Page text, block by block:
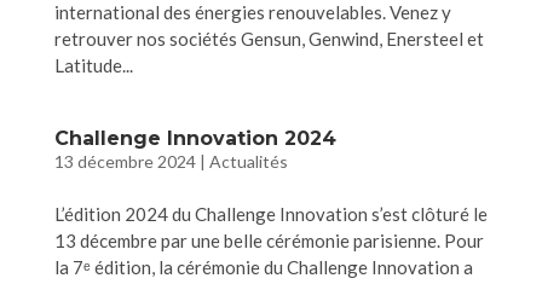
international des énergies renouvelables. Venez y
retrouver nos sociétés Gensun, Genwind, Enersteel et
Latitude...
Challenge Innovation 2024
13 décembre 2024| Actualités
L’édition 2024 du Challenge Innovation s’est clôturé le
13 décembre par une belle cérémonie parisienne. Pour
la 7ᵉ édition, la cérémonie du Challenge Innovation a